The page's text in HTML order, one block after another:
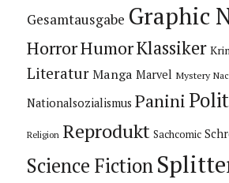
Gesamtausgabe Graphic
HorrorHumorKlassiker
Literatur Manga Marvel Mystery
Nationalsozialismus Panini
Religion Reprodukt Sachcomic
Science Fiction